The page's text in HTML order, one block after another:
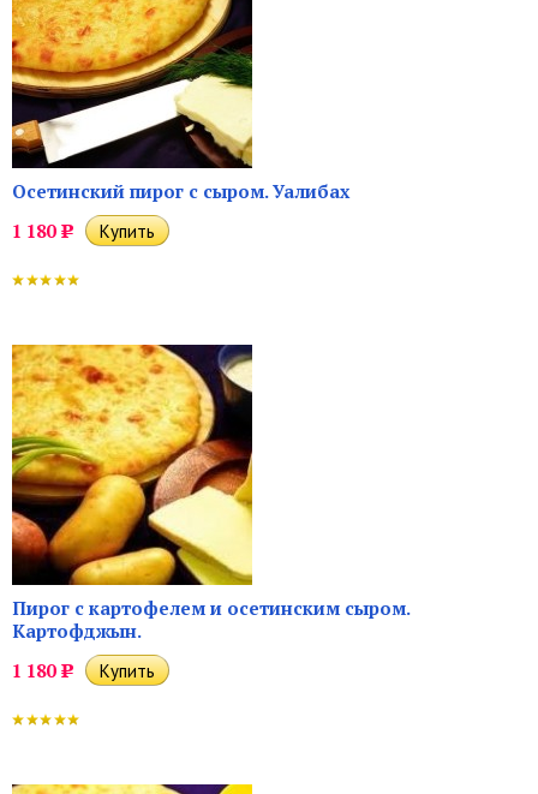
Осетинский пирог с сыром. Уалибах
1 180 Р
Пирог с картофелем и осетинским сыром.
Картофджын.
1 180 Р